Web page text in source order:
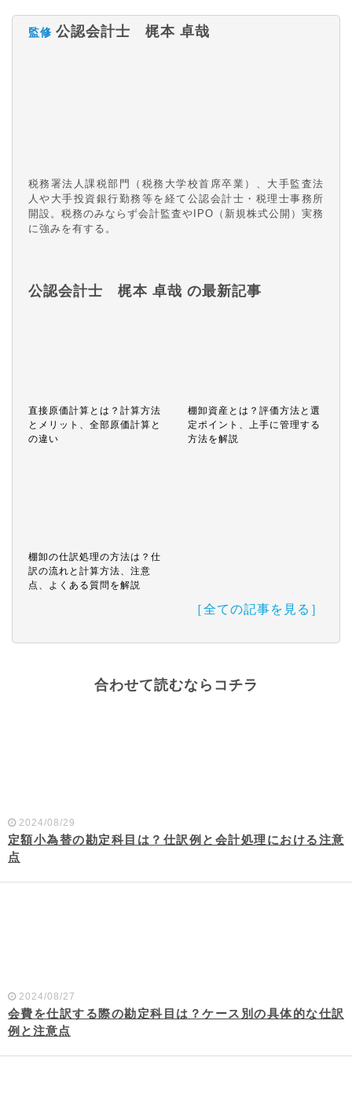
監修 公認会計士 梶本 卓哉
税務署法人課税部門（税務大学校首席卒業）、大手監査法
人や大手投資銀行勤務等を経て公認会計士・税理士事務所
開設。税務のみならず会計監査やIPO（新規株式公開）実務
に強みを有する。
公認会計士 梶本 卓哉 の最新記事
直接原価計算とは？計算方法
とメリット、全部原価計算と
の違い
棚卸資産とは？評価方法と選
定ポイント、上手に管理する
方法を解説
棚卸の仕訳処理の方法は？仕
訳の流れと計算方法、注意
点、よくある質問を解説
［全ての記事を見る］
合わせて読むならコチラ
2024/08/29
定額小為替の勘定科目は？仕訳例と会計処理における注意
点
2024/08/27
会費を仕訳する際の勘定科目は？ケース別の具体的な仕訳
例と注意点